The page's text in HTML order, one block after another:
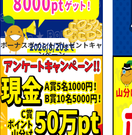
ボーナスポイントプレゼントキャ
ンペーン